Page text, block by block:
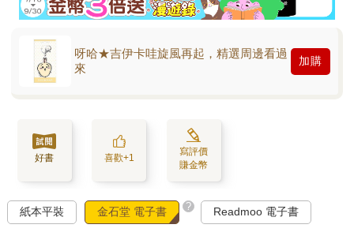
呀哈★吉伊卡哇旋風再起，精選周邊看過
來
加購
好書 喜歡+1
寫評價
賺金幣
紙本平裝 金石堂 電子書 ? Readmoo 電子書